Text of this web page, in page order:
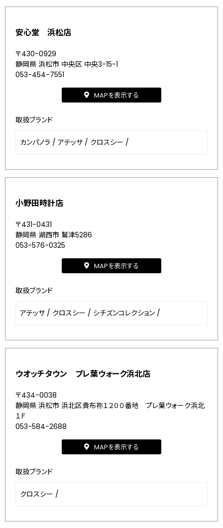
安心堂 浜松店
〒430-0929
静岡県 浜松市 中央区 中央3-15-1
053-454-7551
MAPを表示する
取扱ブランド
カンパノラ / アテッサ / クロスシー /
小野田時計店
〒431-0431
静岡県 湖西市 鷲津5286
053-576-0325
MAPを表示する
取扱ブランド
アテッサ / クロスシー / シチズンコレクション /
ウオッチタウン プレ葉ウォーク浜北店
〒434-0038
静岡県 浜松市 浜北区貴布祢１２００番地 プレ葉ウォーク浜北
１Ｆ
053-584-2688
MAPを表示する
取扱ブランド
クロスシー /